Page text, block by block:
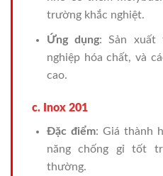
trường khắc nghiệt.
Ứng dụng: Sản xuất
nghiệp hóa chất, và
cao.
c. Inox 201
Đặc điểm: Giá thành
năng chống gỉ tốt
thường.